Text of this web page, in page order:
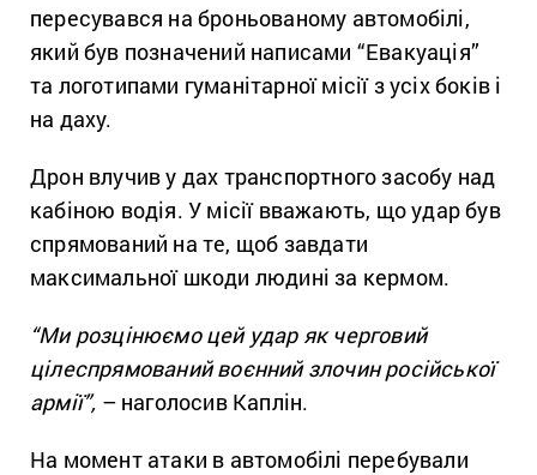
пересувався на броньованому автомобілі,
який був позначений написами “Евакуація”
та логотипами гуманітарної місії з усіх боків і
на даху.
Дрон влучив у дах транспортного засобу над
кабіною водія. У місії вважають, що удар був
спрямований на те, щоб завдати
максимальної шкоди людині за кермом.
“Ми розцінюємо цей удар як черговий
цілеспрямований воєнний злочин російської
армії”, – наголосив Каплін.
На момент атаки в автомобілі перебували